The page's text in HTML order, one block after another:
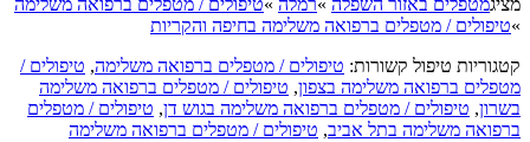
מציגמטפלים באזור השפלה »רמלה »טיפולים / מטפלים ברפואה משלימה
»טיפולים / מטפלים ברפואה משלימה בחיפה והקריות
קטגוריות טיפול קשורות: טיפולים / מטפלים ברפואה משלימה, טיפולים /
מטפלים ברפואה משלימה בצפון, טיפולים / מטפלים ברפואה משלימה
בשרון, טיפולים / מטפלים ברפואה משלימה בגוש דן, טיפולים / מטפלים
ברפואה משלימה בתל אביב, טיפולים / מטפלים ברפואה משלימה